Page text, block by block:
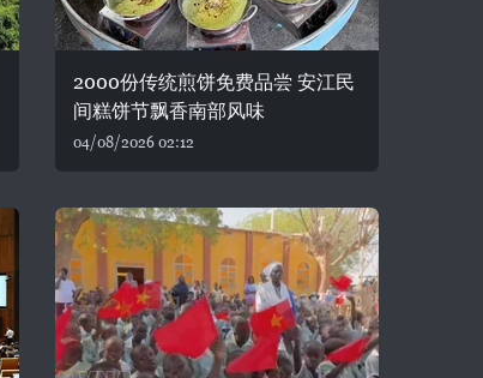
2000份传统煎饼免费品尝 安江民
间糕饼节飘香南部风味
04/08/2026 02:12